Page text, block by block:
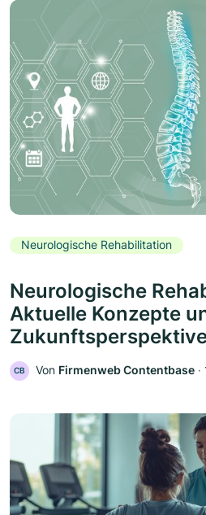
Neurologische Rehabilitation
Neurologische
Aktuelle Konzepte
CB Von Firmenweb Contentbase ‧